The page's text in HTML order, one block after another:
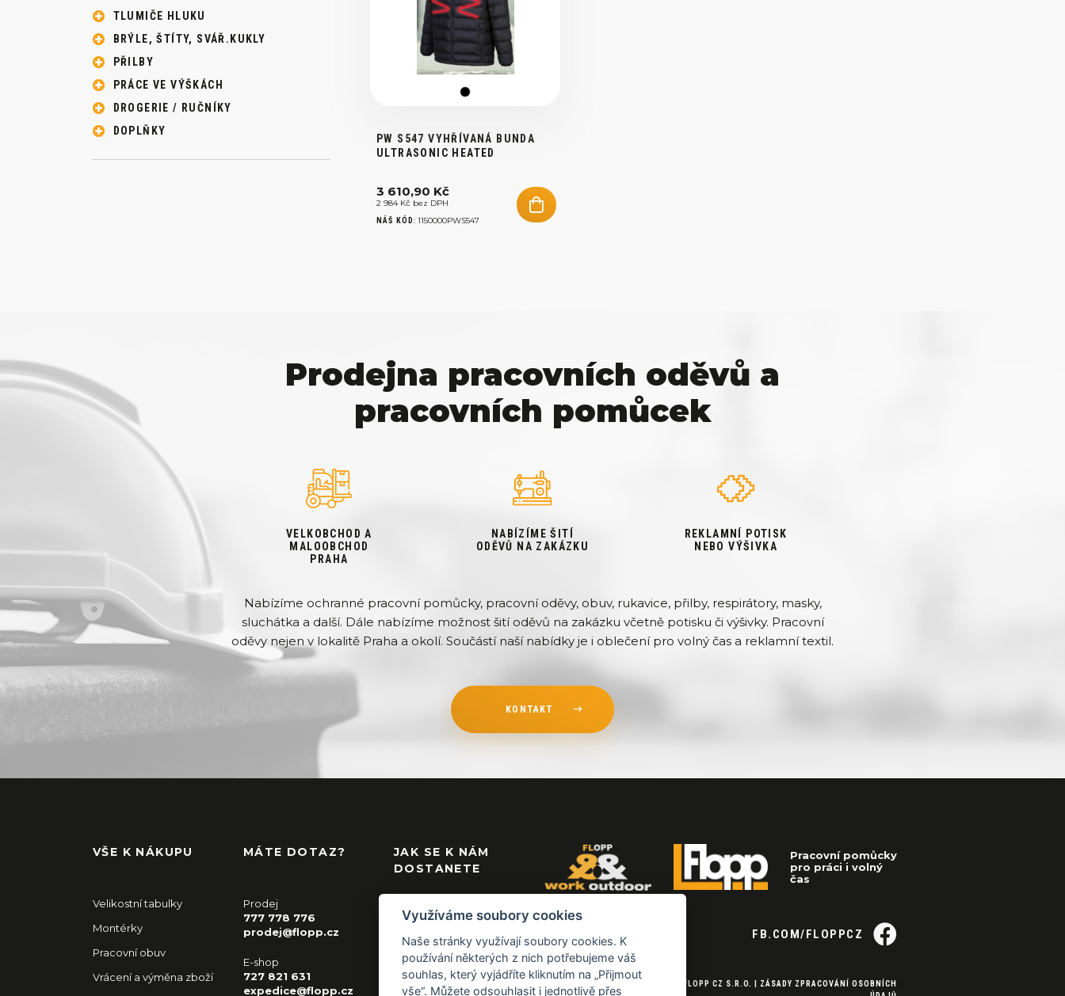
TLUMIČE HLUKU
BRÝLE, ŠTÍTY, SVÁŘ.KUKLY
PŘILBY
PRÁCE VE VÝŠKÁCH
DROGERIE / RUČNÍKY
DOPLŇKY
PW S547 VYHŘÍVANÁ BUNDA
ULTRASONIC HEATED
3 610,90 Kč
2 984 Kč bez DPH
NÁŠ KÓD:1150000PWS547
Prodejna pracovních oděvů a
pracovních pomůcek
VELKOBCHOD A
MALOOBCHOD
PRAHA
NABÍZÍME ŠITÍ
ODĚVŮ NA ZAKÁZKU
REKLAMNÍ POTISK
NEBO VÝŠIVKA
Nabízíme ochranné pracovní pomůcky, pracovní oděvy, obuv, rukavice, přilby, respirátory, masky,
sluchátka a další. Dále nabízíme možnost šití oděvů na zakázku včetně potisku či výšivky. Pracovní
oděvy nejen v lokalitě Praha a okolí. Součástí naší nabídky je i oblečení pro volný čas a reklamní textil.
KONTAKT
VŠE K NÁKUPU
Velikostní tabulky
Montérky
Pracovní obuv
Vrácení a výměna zboží
MÁTE DOTAZ?
Prodej
777 778 776
prodej@flopp.cz
E-shop
727 821 631
expedice@flopp.cz
JAK SE K NÁM
DOSTANETE
Pracovní pomůcky
pro práci i volný
čas
FB.COM/FLOPPCZ
© 2026 FLOPP CZ S.R.O. | ZÁSADY ZPRACOVÁNÍ OSOBNÍCH
Využíváme soubory cookies
Naše stránky využívají soubory cookies. K
používání některých z nich potřebujeme váš
souhlas, který vyjádříte kliknutím na „Přijmout
vše“. Můžete odsouhlasit i jednotlivě přes